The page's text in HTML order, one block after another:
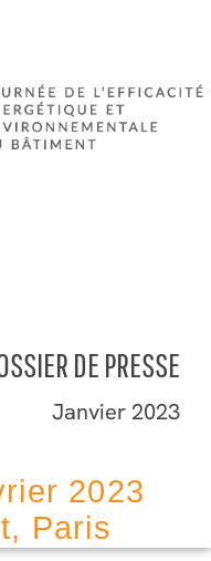
DE PRESSE
Janvier 2023
2023
Paris